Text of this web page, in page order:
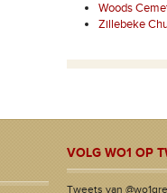
Woods
Zillebeke
VOLG WO1 OP
Tweets van